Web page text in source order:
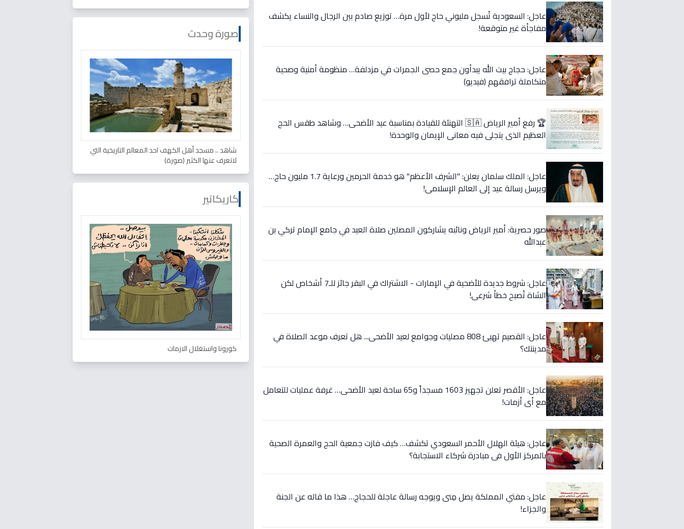
عاجل: السعودية تُسجل مليوني حاج لأول مرة… توزيع صادم بين الرجال والنساء يكشف
مفاجأة غير متوقعة!
عاجل: حجاج بيت الله يبدأون جمع حصى الجمرات في مزدلفة… منظومة أمنية وصحية
متكاملة ترافقهم (فيديو)
🏆 رفع أمير الرياض 🇸🇦 التهنئة للقيادة بمناسبة عيد الأضحى… وشاهد طقس الحج
العظيم الذي يتجلى فيه معاني الإيمان والوحدة!
عاجل: الملك سلمان يعلن: "الشرف الأعظم" هو خدمة الحرمين ورعاية 1.7 مليون حاج…
ويرسل رسالة عيد إلى العالم الإسلامي!
صور حصرية: أمير الرياض ونائبه يشاركون المصلين صلاة العيد في جامع الإمام تركي بن
عبدالله
عاجل: شروط جديدة للأضحية في الإمارات - الاشتراك في البقر جائز للـ7 أشخاص لكن
الشاة تُصبح خطأ شرعي!
عاجل: القصيم تهيئ 808 مصليات وجوامع لعيد الأضحى... هل تعرف موعد الصلاة في
مدينتك؟
عاجل: الأقصر تعلن تجهيز 1603 مسجداً و65 ساحة لعيد الأضحى… غرفة عمليات للتعامل
مع أي أزمات!
عاجل: هيئة الهلال الأحمر السعودي تكشف… كيف فازت جمعية الحج والعمرة الصحية
بالمركز الأول في مبادرة شركاء الاستجابة؟
عاجل: مفتي المملكة يصل مِنى ويوجه رسالة عاجلة للحجاج… هذا ما قاله عن الجنة
والجزاء!
صورة وحدث
شاهد .. مسجد أهل الكهف احد المعالم التاريخية التي
لاتعرف عنها الكثير (صورة)
كاريكاتير
كورونا واستغلال الازمات